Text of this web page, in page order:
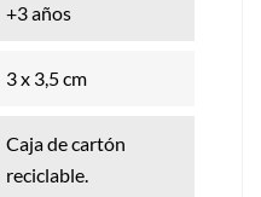
+3 años
3 x 3,5 cm
Caja de cartón
reciclable.